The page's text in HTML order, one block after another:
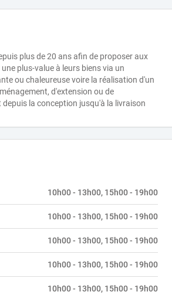
plus de 20 ans afin de proposer aux
plus-value à leurs biens via un
ou chaleureuse voire la réalisation d'un
d'extension ou de
la conception jusqu'à la livraison
10h00 - 13h00, 15h00 - 19h00
10h00 - 13h00, 15h00 - 19h00
10h00 - 13h00, 15h00 - 19h00
10h00 - 13h00, 15h00 - 19h00
10h00 - 13h00, 15h00 - 19h00